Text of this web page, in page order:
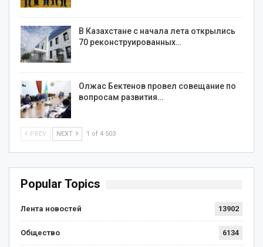
В Казахстане с начала лета открылись
70 реконструированных…
Олжас Бектенов провел совещание по
вопросам развития…
PREV NEXT 1 of 4 503
Popular Topics
Лента новостей 13902
Общество 6134